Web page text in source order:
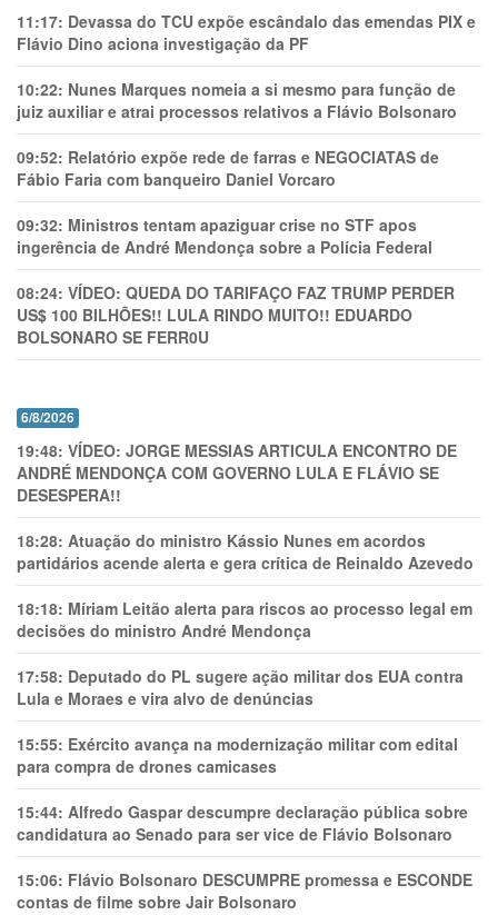
11:17: Devassa do TCU expõe escândalo das emendas PIX e
Flávio Dino aciona investigação da PF
10:22: Nunes Marques nomeia a si mesmo para função de
juiz auxiliar e atrai processos relativos a Flávio Bolsonaro
09:52: Relatório expõe rede de farras e NEGOCIATAS de
Fábio Faria com banqueiro Daniel Vorcaro
09:32: Ministros tentam apaziguar crise no STF apos
ingerência de André Mendonça sobre a Polícia Federal
08:24: VÍDEO: QUEDA DO TARIFAÇO FAZ TRUMP PERDER
US$ 100 BILHÕES!! LULA RINDO MUITO!! EDUARDO
BOLSONARO SE FERR0U
6/8/2026
19:48: VÍDEO: JORGE MESSIAS ARTICULA ENCONTRO DE
ANDRÉ MENDONÇA COM GOVERNO LULA E FLÁVIO SE
DESESPERA!!
18:28: Atuação do ministro Kássio Nunes em acordos
partidários acende alerta e gera crítica de Reinaldo Azevedo
18:18: Míriam Leitão alerta para riscos ao processo legal em
decisões do ministro André Mendonça
17:58: Deputado do PL sugere ação militar dos EUA contra
Lula e Moraes e vira alvo de denúncias
15:55: Exército avança na modernização militar com edital
para compra de drones camicases
15:44: Alfredo Gaspar descumpre declaração pública sobre
candidatura ao Senado para ser vice de Flávio Bolsonaro
15:06: Flávio Bolsonaro DESCUMPRE promessa e ESCONDE
contas de filme sobre Jair Bolsonaro